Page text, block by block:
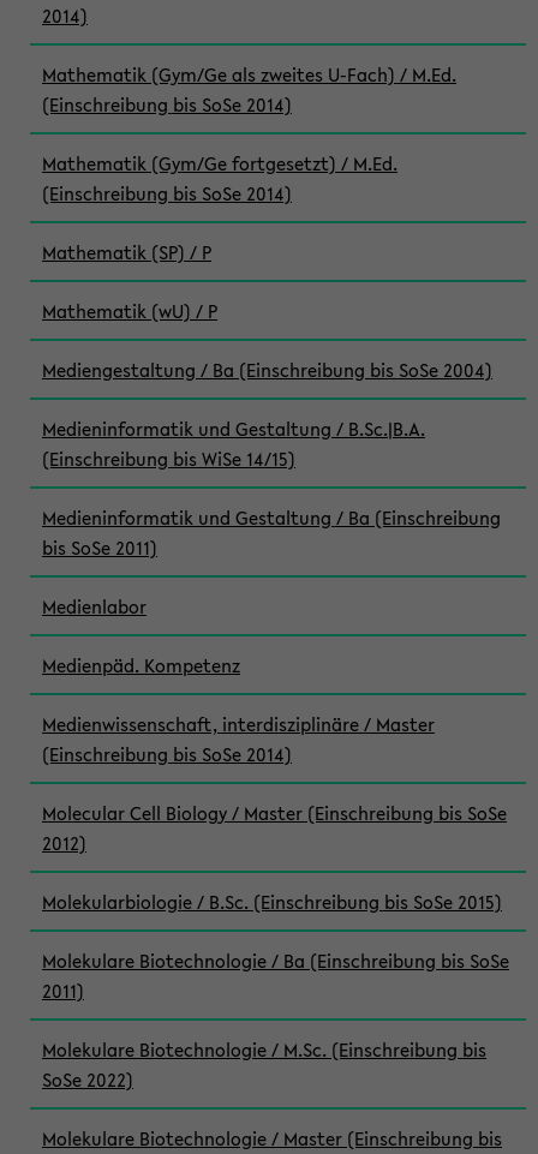
2014)
Mathematik (Gym/Ge als zweites U-Fach) / M.Ed.
(Einschreibung bis SoSe 2014)
Mathematik (Gym/Ge fortgesetzt) / M.Ed.
(Einschreibung bis SoSe 2014)
Mathematik (SP) / P
Mathematik (wU) / P
Mediengestaltung / Ba (Einschreibung bis SoSe 2004)
Medieninformatik und Gestaltung / B.Sc.|B.A.
(Einschreibung bis WiSe 14/15)
Medieninformatik und Gestaltung / Ba (Einschreibung
bis SoSe 2011)
Medienlabor
Medienpäd. Kompetenz
Medienwissenschaft, interdisziplinäre / Master
(Einschreibung bis SoSe 2014)
Molecular Cell Biology / Master (Einschreibung bis SoSe
2012)
Molekularbiologie / B.Sc. (Einschreibung bis SoSe 2015)
Molekulare Biotechnologie / Ba (Einschreibung bis SoSe
2011)
Molekulare Biotechnologie / M.Sc. (Einschreibung bis
SoSe 2022)
Molekulare Biotechnologie / Master (Einschreibung bis